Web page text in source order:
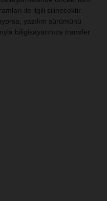
ile ilgili silinecektir.
yazılım sürümünü
biligisayarınıza transfer